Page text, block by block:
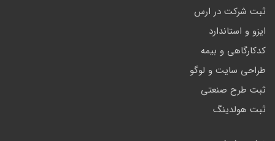
ثبت شرکت در ارس
ایزو و استاندارد
کدکارگاهی و بیمه
طراحی سایت و لوگو
ثبت طرح صنعتی
ثبت هولدینگ